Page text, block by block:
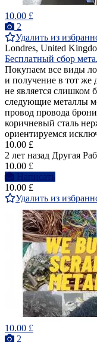
10.00 £
2
Удалить из
Londres, United
Бесплатный сбор
Покупаем все виды
и получение в тот же
не является слишком
следующие металлы
провод провода
коричневый сталь
ориентируемся
10.00 £
2 лет назад Другая
10.00 £
Написать
10.00 £
Удалить из
10.00 £
2